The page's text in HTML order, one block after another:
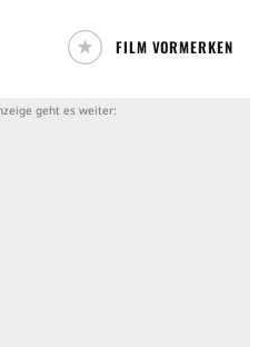
Träume ihrer Opfer
dort Ideen zu stehlen – oder
FILM VORMERKEN